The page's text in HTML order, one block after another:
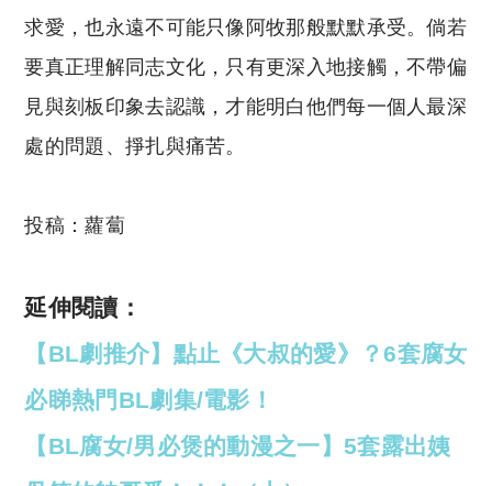
求愛，也永遠不可能只像阿牧那般默默承受。倘若
要真正理解同志文化，只有更深入地接觸，不帶偏
見與刻板印象去認識，才能明白他們每一個人最深
處的問題、掙扎與痛苦。
投稿：蘿蔔
延伸閱讀：
【BL劇推介】點止《大叔的愛》？6套腐女
必睇熱門BL劇集/電影！
【BL腐女/男必煲的動漫之一】5套露出姨